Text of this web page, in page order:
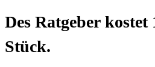
Des Ratgeber
Stück.